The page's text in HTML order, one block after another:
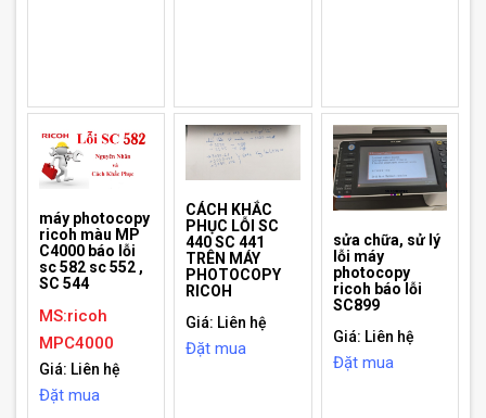
máy photocopy
ricoh màu MP
C4000 báo lỗi
sc 582 sc 552 ,
SC 544
MS:ricoh
MPC4000
Giá: Liên hệ
Đặt mua
CÁCH KHẮC
PHỤC LỖI SC
440 SC 441
TRÊN MÁY
PHOTOCOPY
RICOH
Giá: Liên hệ
Đặt mua
sửa chữa, sử lý
lỗi máy
photocopy
ricoh báo lỗi
SC899
Giá: Liên hệ
Đặt mua